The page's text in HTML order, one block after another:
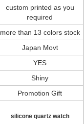
custom printed as you
required
more than 13 colors stock
Japan Movt
YES
Shiny
Promotion Gift
silicone quartz watch